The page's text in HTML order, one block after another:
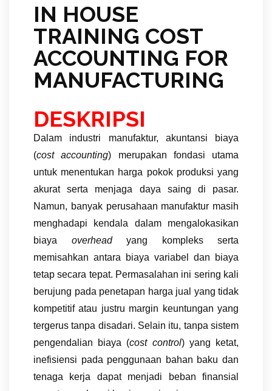
IN HOUSE
TRAINING COST
ACCOUNTING FOR
MANUFACTURING
DESKRIPSI
Dalam industri manufaktur, akuntansi biaya
(cost accounting) merupakan fondasi utama
untuk menentukan harga pokok produksi yang
akurat serta menjaga daya saing di pasar.
Namun, banyak perusahaan manufaktur masih
menghadapi kendala dalam mengalokasikan
biaya overheadyang kompleks serta
memisahkan antara biaya variabel dan biaya
tetap secara tepat. Permasalahan ini sering kali
berujung pada penetapan harga jual yang tidak
kompetitif atau justru margin keuntungan yang
tergerus tanpa disadari. Selain itu, tanpa sistem
pengendalian biaya (cost control) yang ketat,
inefisiensi pada penggunaan bahan baku dan
tenaga kerja dapat menjadi beban finansial